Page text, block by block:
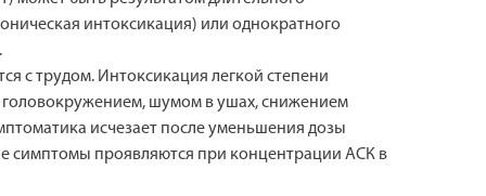
интоксикация) или однократного
с трудом. Интоксикация легкой степени
головокружением, шумом в ушах, снижением
исчезает после уменьшения дозы
симптомы проявляются при концентрации АСК в